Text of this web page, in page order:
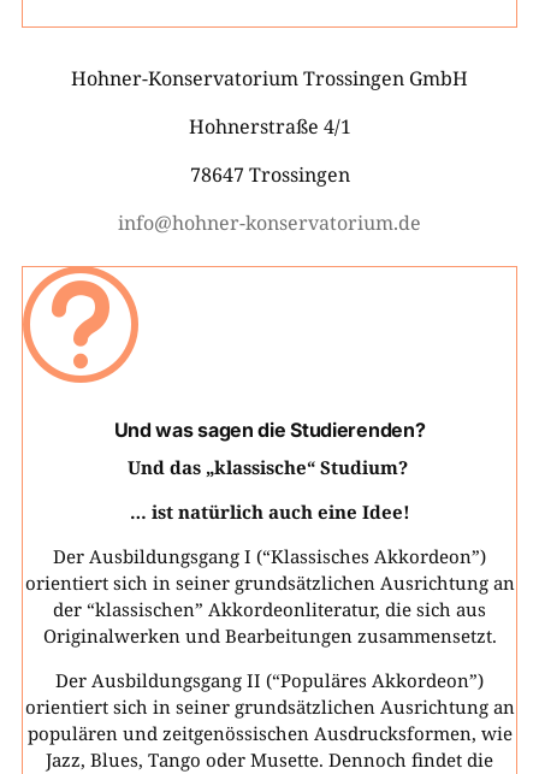
Hohner-Konservatorium Trossingen GmbH
Hohnerstraße 4/1
78647 Trossingen
info@hohner-konservatorium.de
t
Und was sagen die Studierenden?
Und das „klassische“ Studium?
… ist natürlich auch eine Idee!
Der Ausbildungsgang I (“Klassisches Akkordeon”)
orientiert sich in seiner grundsätzlichen Ausrichtung an
der “klassischen” Akkordeonliteratur, die sich aus
Originalwerken und Bearbeitungen zusammensetzt.
Der Ausbildungsgang II (“Populäres Akkordeon”)
orientiert sich in seiner grundsätzlichen Ausrichtung an
populären und zeitgenössischen Ausdrucksformen, wie
Jazz, Blues, Tango oder Musette. Dennoch findet die